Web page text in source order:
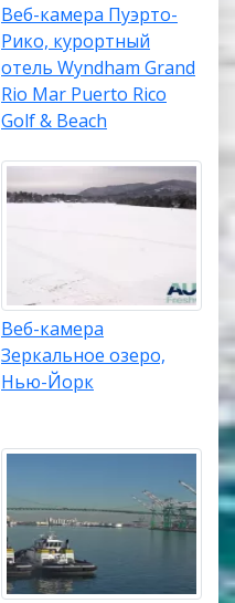
Веб-камера Пуэрто-
Рико, курортный
отель Wyndham Grand
Rio Mar Puerto Rico
Golf & Beach
Веб-камера
Зеркальное озеро,
Нью-Йорк